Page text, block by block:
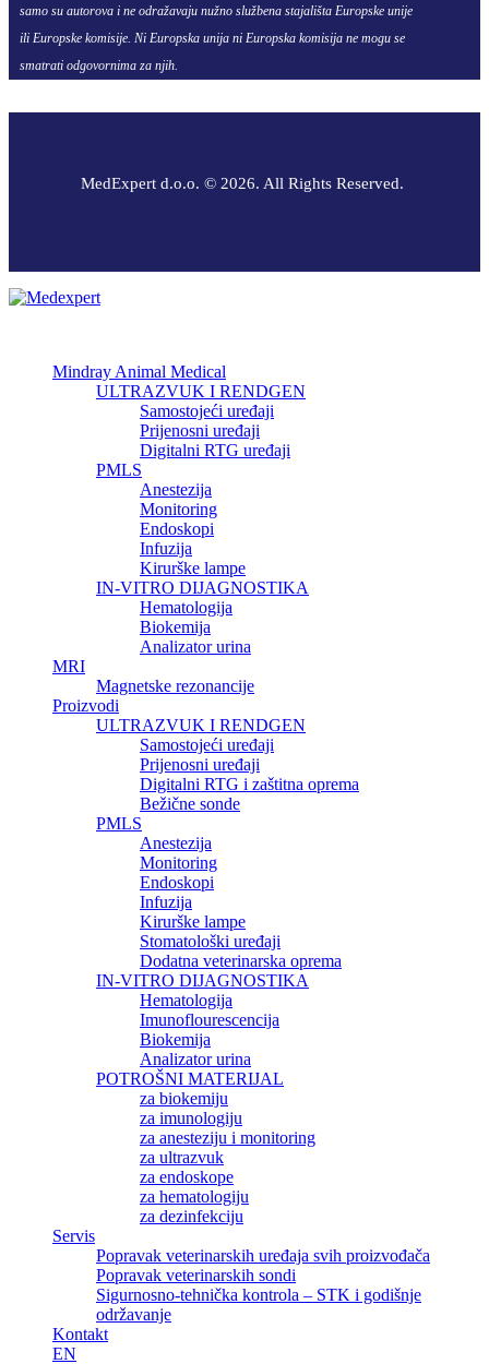
samo su autorova i ne odražavaju nužno službena stajališta Europske unije
ili Europske komisije. Ni Europska unija ni Europska komisija ne mogu se
smatrati odgovornima za njih.
MedExpert d.o.o. © 2026. All Rights Reserved.
Mindray Animal Medical
ULTRAZVUK I RENDGEN
Samostojeći uređaji
Prijenosni uređaji
Digitalni RTG uređaji
PMLS
Anestezija
Monitoring
Endoskopi
Infuzija
Kirurške lampe
IN-VITRO DIJAGNOSTIKA
Hematologija
Biokemija
Analizator urina
MRI
Magnetske rezonancije
Proizvodi
ULTRAZVUK I RENDGEN
Samostojeći uređaji
Prijenosni uređaji
Digitalni RTG i zaštitna oprema
Bežične sonde
PMLS
Anestezija
Monitoring
Endoskopi
Infuzija
Kirurške lampe
Stomatološki uređaji
Dodatna veterinarska oprema
IN-VITRO DIJAGNOSTIKA
Hematologija
Imunoflourescencija
Biokemija
Analizator urina
POTROŠNI MATERIJAL
za biokemiju
za imunologiju
za anesteziju i monitoring
za ultrazvuk
za endoskope
za hematologiju
za dezinfekciju
Servis
Popravak veterinarskih uređaja svih proizvođača
Popravak veterinarskih sondi
Sigurnosno-tehnička kontrola – STK i godišnje
održavanje
Kontakt
EN